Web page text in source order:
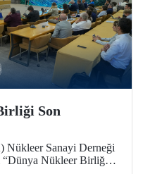
Son
Sanayi Derneği
Nükleer Birliği